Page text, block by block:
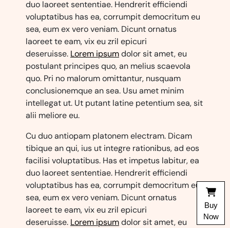
duo laoreet sententiae. Hendrerit efficiendi
voluptatibus has ea, corrumpit democritum eu
sea, eum ex vero veniam. Dicunt ornatus
laoreet te eam, vix eu zril epicuri
deseruisse. Lorem ipsumdolor sit amet, eu
postulant principes quo, an melius scaevola
quo. Pri no malorum omittantur, nusquam
conclusionemque an sea. Usu amet minim
intellegat ut. Ut putant latine petentium sea, sit
alii meliore eu.
Cu duo antiopam platonem electram. Dicam
tibique an qui, ius ut integre rationibus, ad eos
facilisi voluptatibus. Has et impetus labitur, ea
duo laoreet sententiae. Hendrerit efficiendi
voluptatibus has ea, corrumpit democritum eu
sea, eum ex vero veniam. Dicunt ornatus
laoreet te eam, vix eu zril epicuri
deseruisse. Lorem ipsumdolor sit amet, eu
Buy
Now